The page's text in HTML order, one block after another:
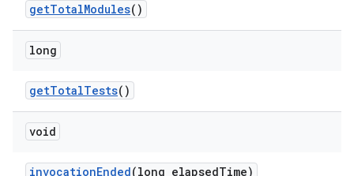
getTotalModules()
long
getTotalTests()
void
invocationEnded(long elapsedTime)